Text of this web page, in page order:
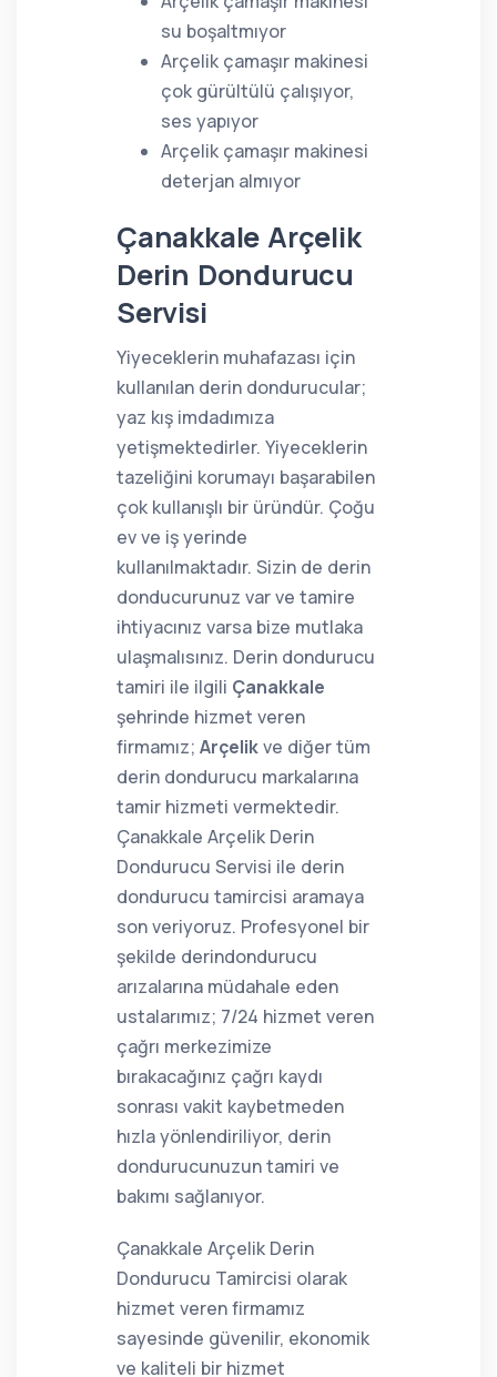
su boşaltmıyor
Arçelik çamaşır makinesi
çok gürültülü çalışıyor,
ses yapıyor
Arçelik çamaşır makinesi
deterjan almıyor
Çanakkale Arçelik
Derin Dondurucu
Servisi
Yiyeceklerin muhafazası için
kullanılan derin dondurucular;
yaz kış imdadımıza
yetişmektedirler. Yiyeceklerin
tazeliğini korumayı başarabilen
çok kullanışlı bir üründür. Çoğu
ev ve iş yerinde
kullanılmaktadır. Sizin de derin
donducurunuz var ve tamire
ihtiyacınız varsa bize mutlaka
ulaşmalısınız. Derin dondurucu
tamiri ile ilgili Çanakkale
şehrinde hizmet veren
firmamız; Arçelikve diğer tüm
derin dondurucu markalarına
tamir hizmeti vermektedir.
Çanakkale Arçelik Derin
Dondurucu Servisi ile derin
dondurucu tamircisi aramaya
son veriyoruz. Profesyonel bir
şekilde derindondurucu
arızalarına müdahale eden
ustalarımız; 7/24 hizmet veren
çağrı merkezimize
bırakacağınız çağrı kaydı
sonrası vakit kaybetmeden
hızla yönlendiriliyor, derin
dondurucunuzun tamiri ve
bakımı sağlanıyor.
Çanakkale Arçelik Derin
Dondurucu Tamircisi olarak
hizmet veren firmamız
sayesinde güvenilir, ekonomik
ve kaliteli bir hizmet